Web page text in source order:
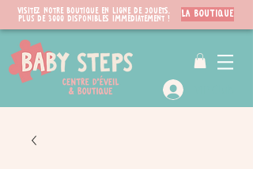
Visitez notre boutique en ligne de jouets.
PLUS de 3000 disponibles immédiatement !
LA BOUTIQUE